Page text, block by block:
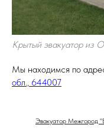
Крытый эвакуатор из
Мы находимся по
обл., 644007
Эвакуатор Межгород